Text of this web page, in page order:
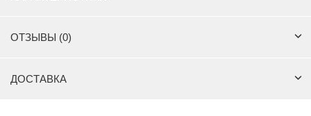
ОТЗЫВЫ (0)
ДОСТАВКА